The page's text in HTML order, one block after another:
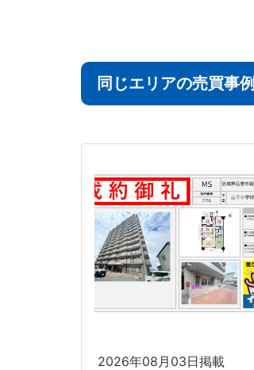
同じエリアの売買事例
2026年08月03日掲載